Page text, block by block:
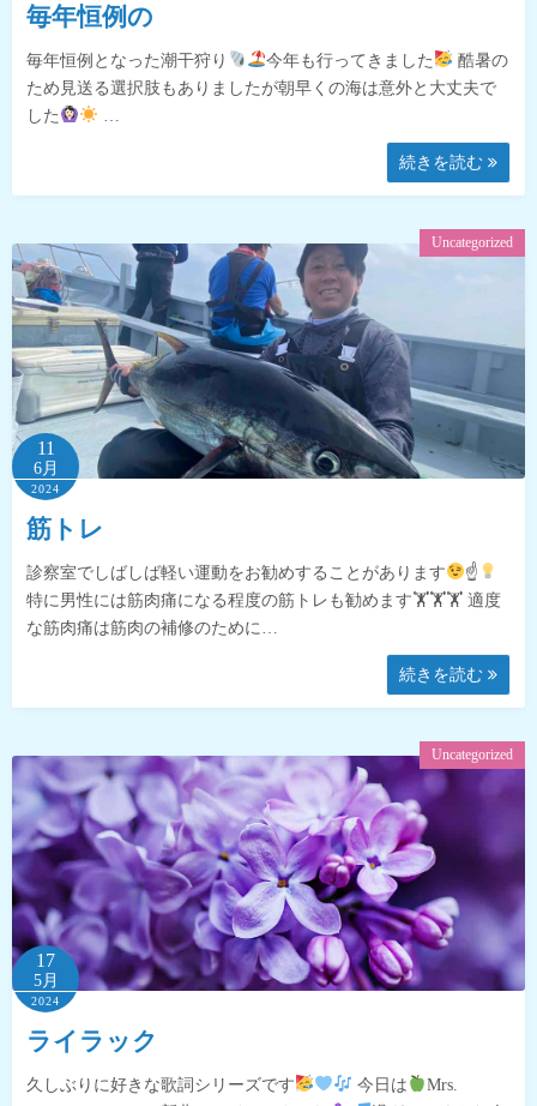
毎年恒例の
毎年恒例となった潮干狩り 今年も行ってきました
酷暑の
ため見送る選択肢もありましたが朝早くの海は意外と大丈夫で
した
続きを読む
Uncategorized
11
6月
2024
筋トレ
診察室でしばしば軽い運動をお勧めすることがあります
☝
特に男性には筋肉痛になる程度の筋トレも勧めます🏋🏋🏋 適度
な筋肉痛は筋肉の補修のために…
続きを読む
Uncategorized
17
5月
2024
ライラック
久しぶりに好きな歌詞シリーズです 今日は
Mrs.